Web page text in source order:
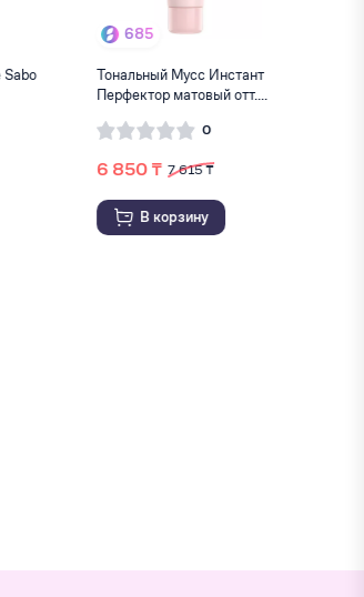
Инстант
отт....
200
Тональная основа essence
stay all 16day 15
2 000 ₸
В корзину